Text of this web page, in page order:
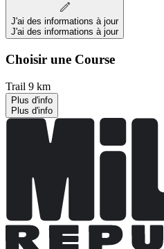
J'ai des informations à jour
J'ai des informations à jour
Choisir une Course
Trail 9 km
Plus d'info
Plus d'info